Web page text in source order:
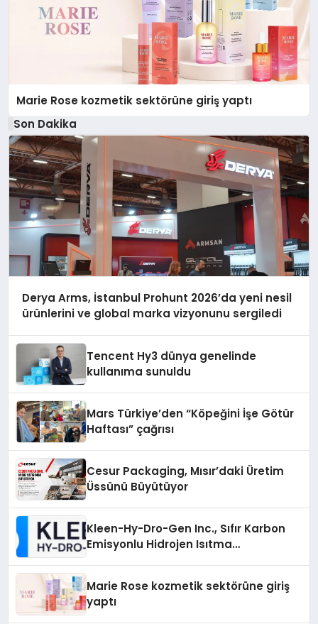
Marie Rose kozmetik sektörüne giriş yaptı
Son Dakika
Derya Arms, İstanbul Prohunt 2026’da yeni nesil
ürünlerini ve global marka vizyonunu sergiledi
Tencent Hy3 dünya genelinde
kullanıma sunuldu
Mars Türkiye’den “Köpeğini İşe Götür
Haftası” çağrısı
Cesur Packaging, Mısır’daki Üretim
Üssünü Büyütüyor
Kleen-Hy-Dro-Gen Inc., Sıfır Karbon
Emisyonlu Hidrojen Isıtma
Marie Rose kozmetik sektörüne giriş
yaptı